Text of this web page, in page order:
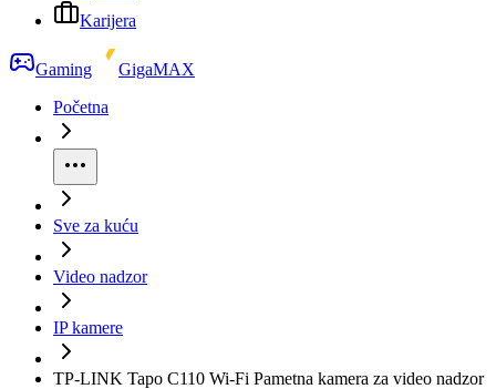
Karijera
Gaming
GigaMAX
Početna
Sve za kuću
Video nadzor
IP kamere
TP-LINK Tapo C110 Wi-Fi Pametna kamera za video nadzor